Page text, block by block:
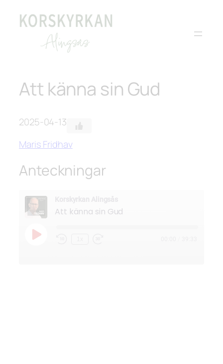
Att känna sin Gud
2025-04-13
Maris Fridhav
Anteckningar
Att känna sin Gud
Spela